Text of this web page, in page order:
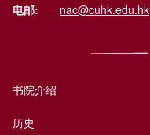
电邮: nac@cuhk.edu.hk
书院介绍
历史